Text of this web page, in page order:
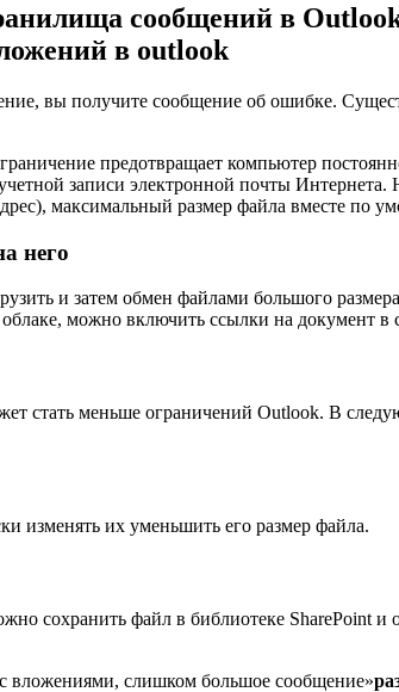
сообщений в
в outlook
вы получите сообщение об ошибке.
предотвращает компьютер
записи электронной почты
максимальный размер файла вместе по
него
и затем обмен файлами большого
можно включить ссылки на документ в
стать меньше ограничений Outlook. В
изменять их уменьшить его размер файла.
сохранить файл в библиотеке SharePoint
вложениями, слишком большое сообщение»